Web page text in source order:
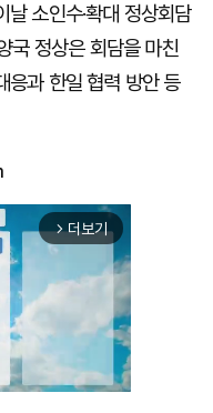
소인수·확대 정상회담
국 정상은 회담을 마친
응과 한일 협력 방안 등
arrow_forward_ios 더보기